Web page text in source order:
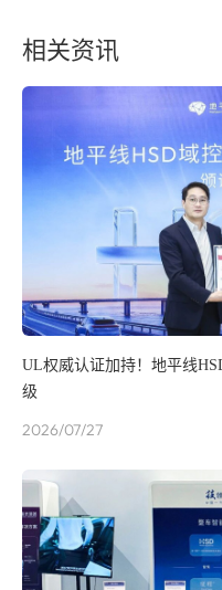
相关资讯
UL权威认证加持！地平线
级
2026/07/27